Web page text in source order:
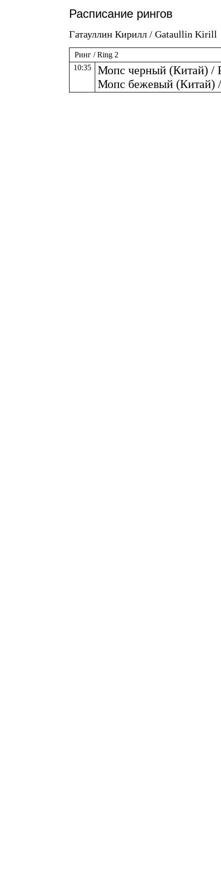
Расписание рингов
Гатауллин Кирилл / Gataullin Kirill
Ринг / Ring 2
10:35
Мопс черный (Китай) /
Мопс бежевый (Китай)